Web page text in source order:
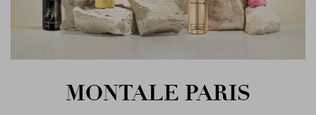
MONTALE PARIS